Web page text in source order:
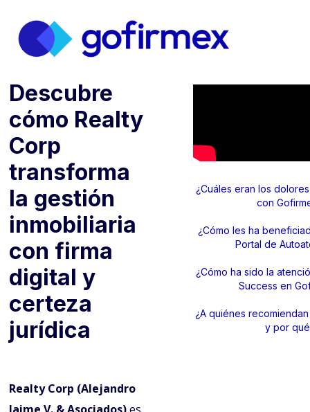
11.6.2026
Descubre
cómo Realty
Corp
transforma
la gestión
inmobiliaria
con firma
digital y
certeza
jurídica
Realty Corp (Alejandro
¿Cuáles eran los
con
¿Cómo les ha
Portal de
¿Cómo ha sido la
Success en
¿A quiénes
y por